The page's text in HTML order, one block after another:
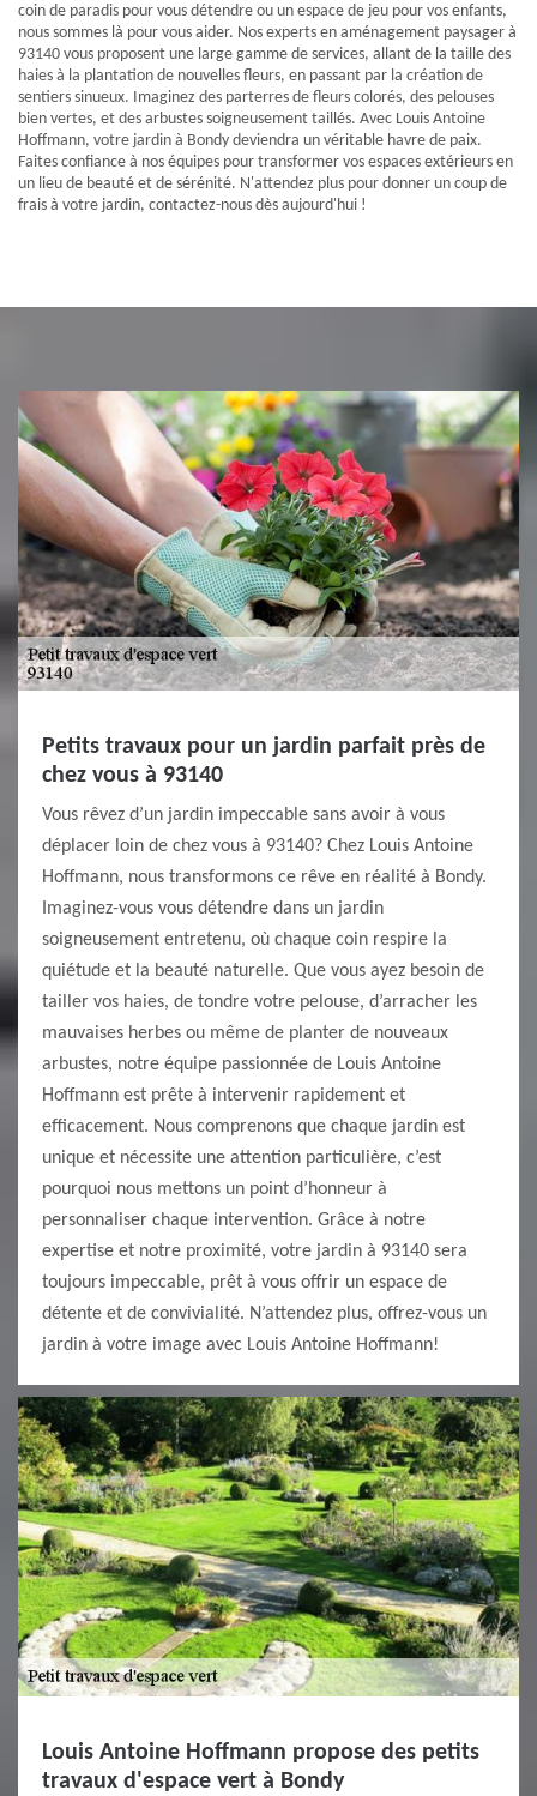
coin de paradis pour vous détendre ou un espace de jeu pour vos enfants,
nous sommes là pour vous aider. Nos experts en aménagement paysager à
93140 vous proposent une large gamme de services, allant de la taille des
haies à la plantation de nouvelles fleurs, en passant par la création de
sentiers sinueux. Imaginez des parterres de fleurs colorés, des pelouses
bien vertes, et des arbustes soigneusement taillés. Avec Louis Antoine
Hoffmann, votre jardin à Bondy deviendra un véritable havre de paix.
Faites confiance à nos équipes pour transformer vos espaces extérieurs en
un lieu de beauté et de sérénité. N'attendez plus pour donner un coup de
frais à votre jardin, contactez-nous dès aujourd'hui !
Petits travaux pour un jardin parfait près de
chez vous à 93140
Vous rêvez d’un jardin impeccable sans avoir à vous
déplacer loin de chez vous à 93140? Chez Louis Antoine
Hoffmann, nous transformons ce rêve en réalité à Bondy.
Imaginez-vous vous détendre dans un jardin
soigneusement entretenu, où chaque coin respire la
quiétude et la beauté naturelle. Que vous ayez besoin de
tailler vos haies, de tondre votre pelouse, d’arracher les
mauvaises herbes ou même de planter de nouveaux
arbustes, notre équipe passionnée de Louis Antoine
Hoffmann est prête à intervenir rapidement et
efficacement. Nous comprenons que chaque jardin est
unique et nécessite une attention particulière, c’est
pourquoi nous mettons un point d’honneur à
personnaliser chaque intervention. Grâce à notre
expertise et notre proximité, votre jardin à 93140 sera
toujours impeccable, prêt à vous offrir un espace de
détente et de convivialité. N’attendez plus, offrez-vous un
jardin à votre image avec Louis Antoine Hoffmann!
Louis Antoine Hoffmann propose des petits
travaux d'espace vert à Bondy